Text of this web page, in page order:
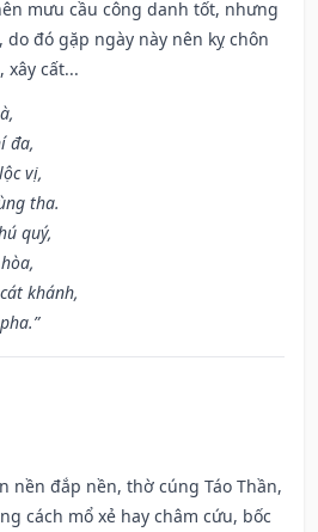
mưu cầu công danh tốt, nhưng
đó gặp ngày này nên kỵ chôn
xây cất...
đa,
vị,
tha.
quý,
khánh,
nền đắp nền, thờ cúng Táo Thần,
cách mổ xẻ hay châm cứu, bốc